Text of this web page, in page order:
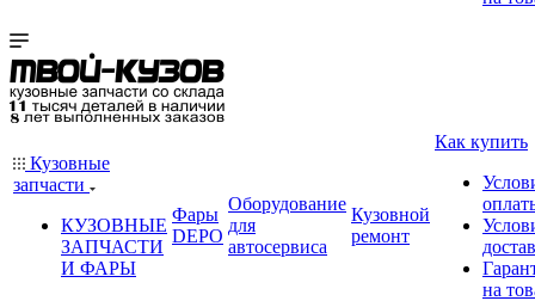
Кузовные
запчасти
КУЗОВНЫЕ
ЗАПЧАСТИ
И ФАРЫ
Фары
DEPO
Оборудование
для
автосервиса
Кузовной
ремонт
Как купить
на